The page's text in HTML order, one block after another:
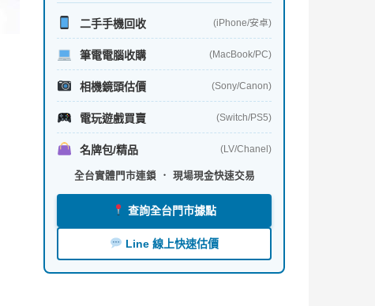
二手手機回收 (iPhone/安卓)
筆電電腦收購 (MacBook/PC)
相機鏡頭估價 (Sony/Canon)
電玩遊戲買賣 (Switch/PS5)
名牌包/精品 (LV/Chanel)
全台實體門市連鎖 ． 現場現金快速交易
查詢全台門市據點
Line 線上快速估價